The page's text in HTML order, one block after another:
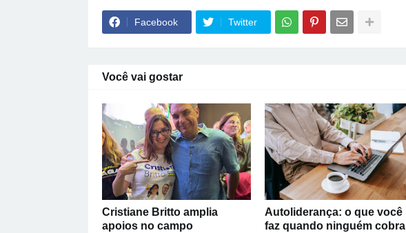
Facebook Twitter
Você vai gostar
Cristiane Britto amplia
apoios no campo
Autoliderança: o que você
faz quando ninguém cobra